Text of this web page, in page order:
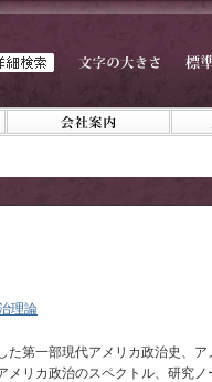
理論
た第一部現代アメリカ政治史、ア
リカ政治のスペクトル、研究ノ